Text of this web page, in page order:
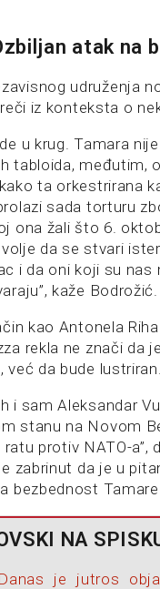
atak na
udruženja
iz konteksta o
u krug. Tamara
tabloida, međutim,
ta orkestrirana
sada torturu
ona žali što 6.
da se stvari
i da oni koji su nas
kaže Bodrožić.
kao Antonela
rekla ne znači da
već da bude lustriran.
i sam Aleksandar
stanu na Novom
protiv NATO-a”,
zabrinut da je u
bezbednost Tamare
NA
Danas je jutros